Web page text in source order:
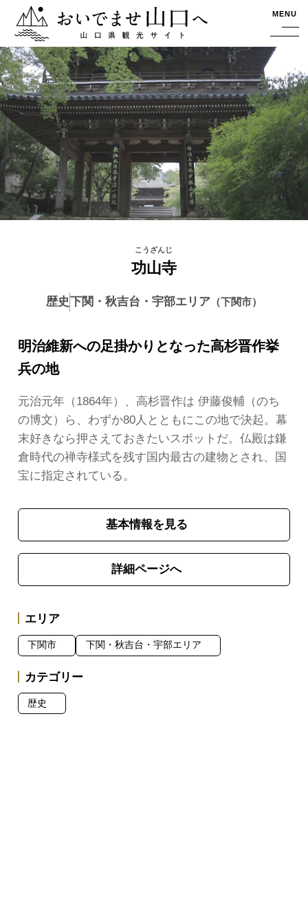
おいでませ山口へー山口県観光サイト MENU
功山寺
歴史下関・秋吉台・宇部エリア 下関市
明治維新への足掛かりとなった高杉晋作挙
兵の地
元治元年（1864年）、高杉晋作は 伊藤俊輔（のち
の博文）ら、わずか80人とともにこの地で決起。幕
末好きなら押さえておきたいスポットだ。仏殿は鎌
倉時代の禅寺様式を残す国内最古の建物とされ、国
宝に指定されている。
基本情報を見る
詳細ページへ
エリア
下関市 下関・秋吉台・宇部エリア
カテゴリー
歴史